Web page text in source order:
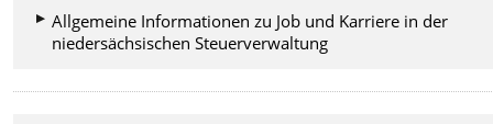
Allgemeine Informationen zu Job und Karriere in der
niedersächsischen Steuerverwaltung